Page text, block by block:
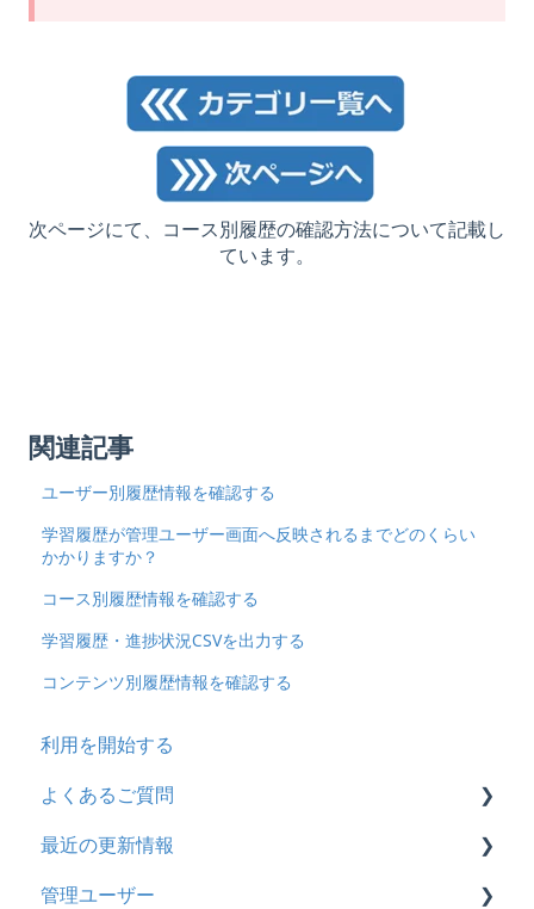
次ページにて、コース別履歴の確認方法について記載し
ています。
関連記事
ユーザー別履歴情報を確認する
学習履歴が管理ユーザー画面へ反映されるまでどのくらい
かかりますか？
コース別履歴情報を確認する
学習履歴・進捗状況CSVを出力する
コンテンツ別履歴情報を確認する
利用を開始する
よくあるご質問
契約
トライアル
最近の更新情報
2026年8月アップデート
管理ユーザー